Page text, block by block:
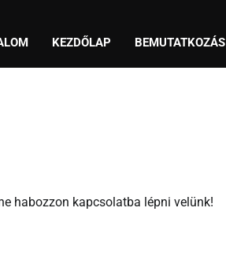
KEZDŐLAP BEMUTATKOZÁS
habozzon kapcsolatba lépni velünk!